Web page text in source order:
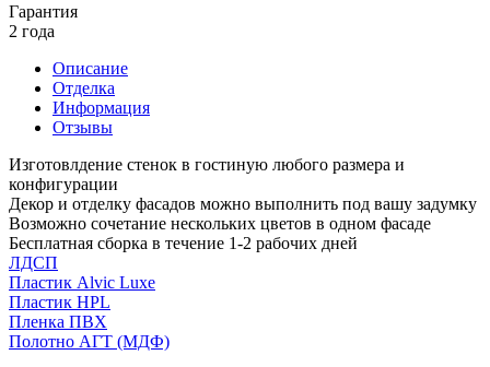
Гарантия
2 года
Описание
Отделка
Информация
Отзывы
Изготовлдение стенок в гостиную любого размера и
конфигурации
Декор и отделку фасадов можно выполнить под вашу задумку
Возможно сочетание нескольких цветов в одном фасаде
Бесплатная сборка в течение 1-2 рабочих дней
ЛДСП
Пластик Alvic Luxe
Пластик HPL
Пленка ПВХ
Полотно АГТ (МДФ)